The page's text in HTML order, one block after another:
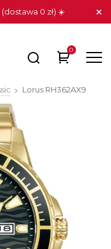
0 zł) ☀️
0
Lorus RH362AX9